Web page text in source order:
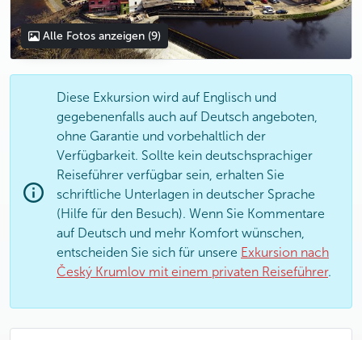
Alle Fotos anzeigen (9)
Diese Exkursion wird auf Englisch und
gegebenenfalls auch auf Deutsch angeboten,
ohne Garantie und vorbehaltlich der
Verfügbarkeit. Sollte kein deutschsprachiger
Reiseführer verfügbar sein, erhalten Sie
schriftliche Unterlagen in deutscher Sprache
(Hilfe für den Besuch). Wenn Sie Kommentare
auf Deutsch und mehr Komfort wünschen,
entscheiden Sie sich für unsere Exkursion nach
Český Krumlov mit einem privaten Reiseführer.